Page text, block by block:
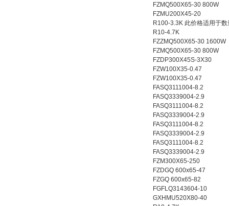
FZMQ500X65-30 800W
FZMU200X45-20
R100-3.3K 此价格适用于
R10-4.7K
FZZMQ500X65-30 1600W
FZMQ500X65-30 800W
FZDP300X45S-3X30
FZW100X35-0.47
FZW100X35-0.47
FASQ3111004-8.2
FASQ3339004-2.9
FASQ3111004-8.2
FASQ3339004-2.9
FASQ3111004-8.2
FASQ3339004-2.9
FASQ3111004-8.2
FASQ3339004-2.9
FZM300X65-250
FZDGQ 600x65-47
FZGQ 600x65-82
FGFLQ3143604-10
GXHMU520X80-40